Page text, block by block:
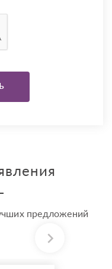
предложений